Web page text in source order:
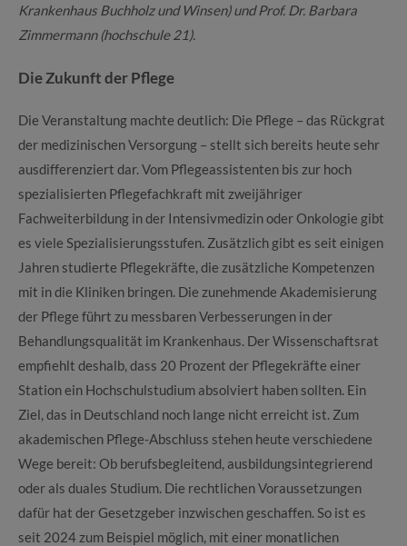
Krankenhaus Buchholz und Winsen) und Prof. Dr. Barbara
Zimmermann (hochschule 21).
Die Zukunft der Pflege
Die Veranstaltung machte deutlich: Die Pflege – das Rückgrat
der medizinischen Versorgung – stellt sich bereits heute sehr
ausdifferenziert dar. Vom Pflegeassistenten bis zur hoch
spezialisierten Pflegefachkraft mit zweijähriger
Fachweiterbildung in der Intensivmedizin oder Onkologie gibt
es viele Spezialisierungsstufen. Zusätzlich gibt es seit einigen
Jahren studierte Pflegekräfte, die zusätzliche Kompetenzen
mit in die Kliniken bringen. Die zunehmende Akademisierung
der Pflege führt zu messbaren Verbesserungen in der
Behandlungsqualität im Krankenhaus. Der Wissenschaftsrat
empfiehlt deshalb, dass 20 Prozent der Pflegekräfte einer
Station ein Hochschulstudium absolviert haben sollten. Ein
Ziel, das in Deutschland noch lange nicht erreicht ist. Zum
akademischen Pflege-Abschluss stehen heute verschiedene
Wege bereit: Ob berufsbegleitend, ausbildungsintegrierend
oder als duales Studium. Die rechtlichen Voraussetzungen
dafür hat der Gesetzgeber inzwischen geschaffen. So ist es
seit 2024 zum Beispiel möglich, mit einer monatlichen